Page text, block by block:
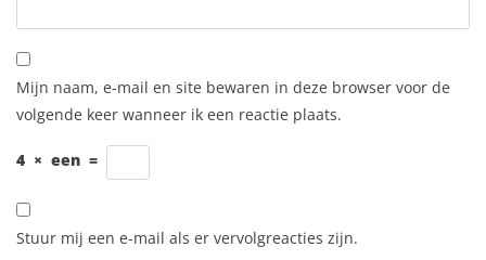
Mijn naam, e-mail en site bewaren in deze browser voor de
volgende keer wanneer ik een reactie plaats.
4 × een =
Stuur mij een e-mail als er vervolgreacties zijn.